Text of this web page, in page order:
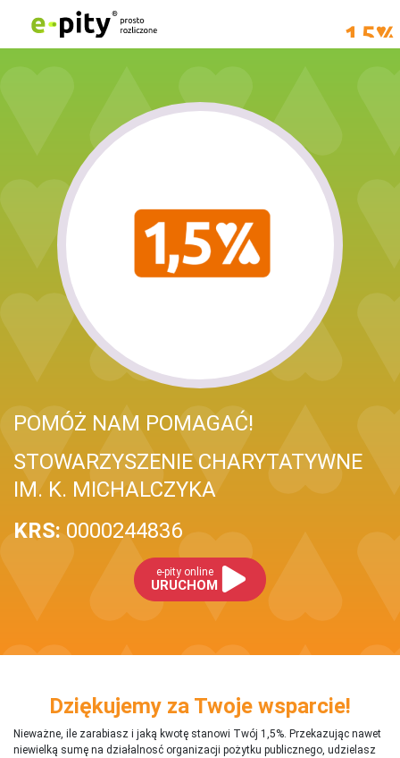
POMÓŻ NAM POMAGAĆ!
STOWARZYSZENIE CHARYTATYWNE
IM. K. MICHALCZYKA
KRS: 0000244836
e-pity online
URUCHOM
Dziękujemy za Twoje wsparcie!
Nieważne, ile zarabiasz i jaką kwotę stanowi Twój 1,5%. Przekazując nawet
niewielką sumę na działalnosć organizacji pożytku publicznego, udzielasz